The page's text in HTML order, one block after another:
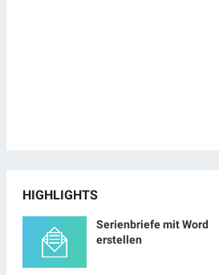
HIGHLIGHTS
Serienbriefe mit Word
erstellen